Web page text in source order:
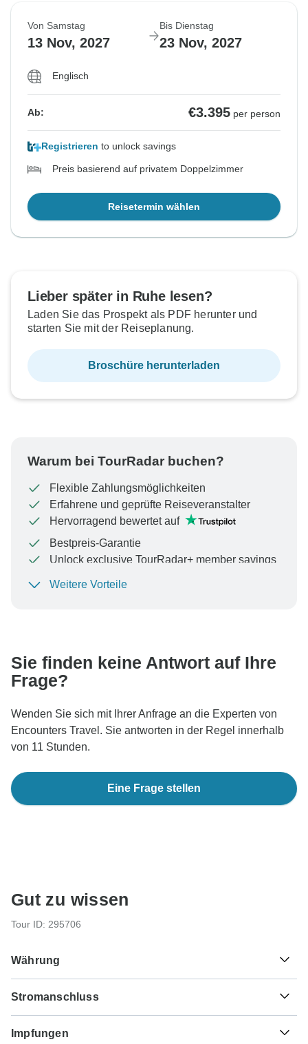
Von Samstag
13 Nov, 2027
Bis Dienstag
23 Nov, 2027
Englisch
Ab: €3.395 per person
Registrieren to unlock savings
Preis basierend auf privatem Doppelzimmer
Reisetermin wählen
Lieber später in Ruhe lesen?
Laden Sie das Prospekt als PDF herunter und
starten Sie mit der Reiseplanung.
Broschüre herunterladen
Warum bei TourRadar buchen?
Flexible Zahlungsmöglichkeiten
Erfahrene und geprüfte Reiseveranstalter
Hervorragend bewertet auf
Bestpreis-Garantie
Unlock exclusive TourRadar+ member savings
Um Ihre Zahlung zu schützen und sicherzustellen,
Weitere Vorteile
Sie finden keine Antwort auf Ihre
Frage?
Wenden Sie sich mit Ihrer Anfrage an die Experten von
Encounters Travel. Sie antworten in der Regel innerhalb
von 11 Stunden.
Eine Frage stellen
Gut zu wissen
Tour ID: 295706
Währung
Le Sierra Leone
Stromanschluss
benötigen Sie einen Adapter für die Typen D, M, G.
Impfungen